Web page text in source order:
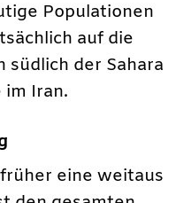
Populationen
auf die
südlich der Sahara
Iran.
eine weitaus